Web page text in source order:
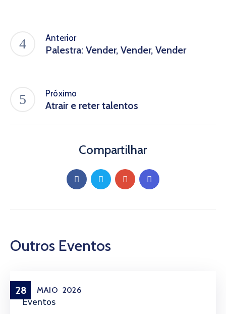
Anterior
Palestra: Vender, Vender, Vender
Próximo
Atrair e reter talentos
Compartilhar
Outros Eventos
28 MAIO 2026
Eventos